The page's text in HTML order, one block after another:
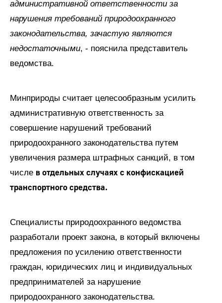
административной ответственности за
нарушения требований природоохранного
законодательства, зачастую являются
недостаточными, - пояснила представитель
ведомства.
Минприроды считает целесообразным усилить
административную ответственность за
совершение нарушений требований
природоохранного законодательства путем
увеличения размера штрафных санкций, в том
числе в отдельных случаях с конфискацией
транспортного средства.
Специалисты природоохранного ведомства
разработали проект закона, в который включены
предложения по усилению ответственности
граждан, юридических лиц и индивидуальных
предпринимателей за нарушение
природоохранного законодательства.